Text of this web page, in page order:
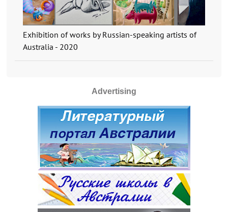
Exhibition of works by Russian-speaking artists of
Australia - 2020
Advertising